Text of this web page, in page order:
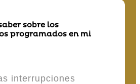
sobre los
programados en mi
interrupciones